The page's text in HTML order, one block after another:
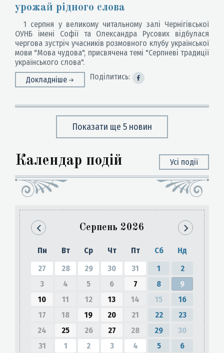
урожай рідного слова
1 серпня у великому читальному залі Чернігівської
ОУНБ імені Софії та Олександра Русових відбулася
чергова зустріч учасників розмовного клубу української
мови "Мова чудова", присвячена темі "Серпневі традиції
українського слова".
Докладніше
Поділитись:
Показати ще 5 новин
Календар подій Усі події
Серпень 2026
Пн Вт Ср Чт Пт Сб
Нд
27
28 29 30 31 1
2
3
4 5 6 7 8
9
10
11 12 13 14 15
16
17
18 19 20 21 22
23
24
25 26 27 28 29
30
31
1 2 3 4 5 6